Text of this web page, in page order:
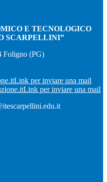
E TECNOLOGICO
SCARPELLINI”
Foligno (PG)
Link per inviare una mail
Link per inviare una mail